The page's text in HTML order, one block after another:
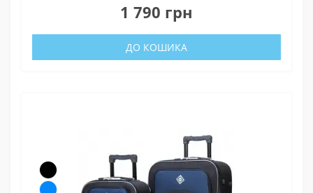
1 790 грн
ДО КОШИКА